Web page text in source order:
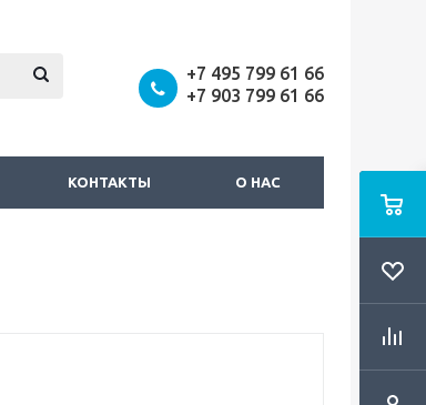
+7 495 799 61 66
+7 903 799 61 66
КОНТАКТЫ О НАС